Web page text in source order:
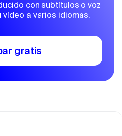
con subtítulos o voz
vídeo a varios idiomas.
gratis